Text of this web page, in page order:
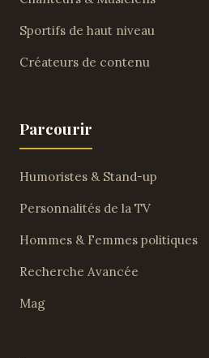
Sportifs de haut niveau
Créateurs de contenu
Parcourir
Humoristes & Stand-up
Personnalités de la TV
Hommes & Femmes politiques
Recherche Avancée
Mag